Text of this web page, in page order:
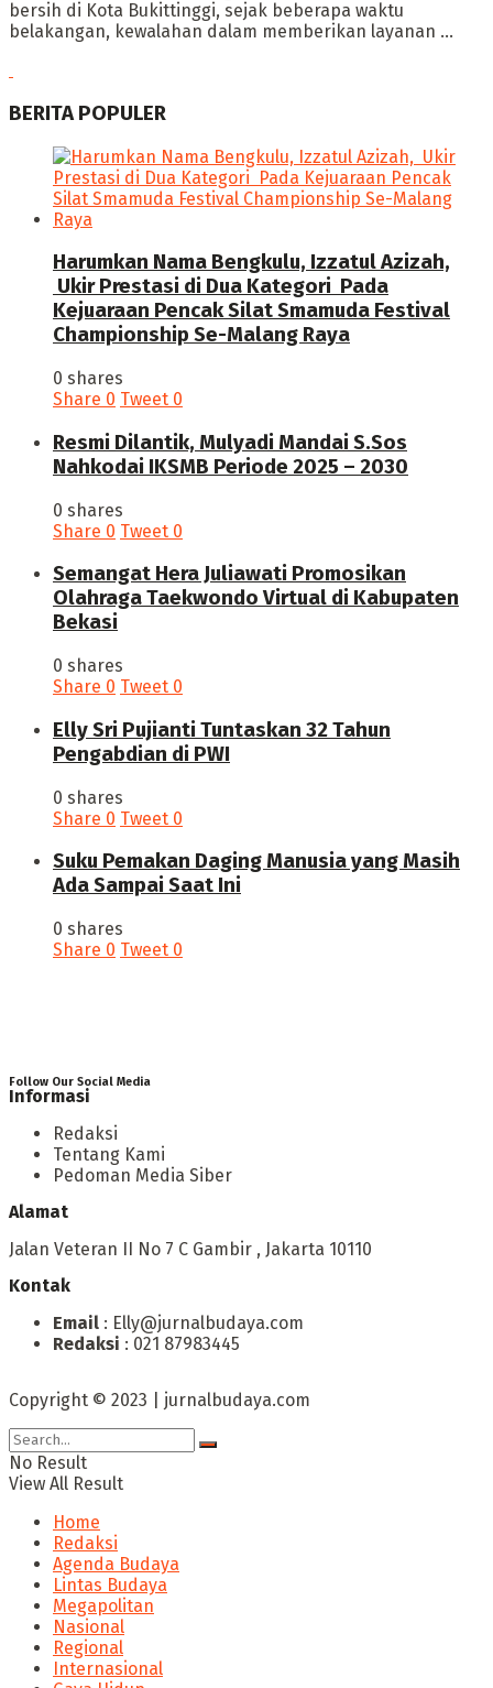
bersih di Kota Bukittinggi, sejak beberapa waktu
belakangan, kewalahan dalam memberikan layanan ...
BERITA POPULER
Harumkan Nama Bengkulu, Izzatul Azizah,
Ukir Prestasi di Dua Kategori Pada
Kejuaraan Pencak Silat Smamuda Festival
Championship Se-Malang Raya
0 shares
Share 0 Tweet 0
Resmi Dilantik, Mulyadi Mandai S.Sos
Nahkodai IKSMB Periode 2025 – 2030
0 shares
Share 0 Tweet 0
Semangat Hera Juliawati Promosikan
Olahraga Taekwondo Virtual di Kabupaten
Bekasi
0 shares
Share 0 Tweet 0
Elly Sri Pujianti Tuntaskan 32 Tahun
Pengabdian di PWI
0 shares
Share 0 Tweet 0
‎Suku Pemakan Daging Manusia yang Masih
Ada Sampai Saat Ini
0 shares
Share 0 Tweet 0
Follow Our Social Media
Informasi
Redaksi
Tentang Kami
Pedoman Media Siber
Alamat
Jalan Veteran II No 7 C Gambir , Jakarta 10110
Kontak
Email : Elly@jurnalbudaya.com
Redaksi : 021 87983445
Copyright © 2023 | jurnalbudaya.com
No Result
View All Result
Home
Redaksi
Agenda Budaya
Lintas Budaya
Megapolitan
Nasional
Regional
Internasional